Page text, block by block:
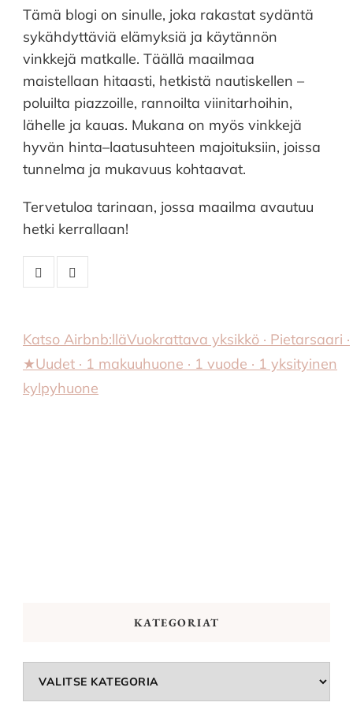
Tämä blogi on sinulle, joka rakastat sydäntä
sykähdyttäviä elämyksiä ja käytännön
vinkkejä matkalle. Täällä maailmaa
maistellaan hitaasti, hetkistä nautiskellen –
poluilta piazzoille, rannoilta viinitarhoihin,
lähelle ja kauas. Mukana on myös vinkkejä
hyvän hinta–laatusuhteen majoituksiin, joissa
tunnelma ja mukavuus kohtaavat.
Tervetuloa tarinaan, jossa maailma avautuu
hetki kerrallaan!
Katso Airbnb:lläVuokrattava yksikkö · Pietarsaari ·
★Uudet · 1 makuuhuone · 1 vuode · 1 yksityinen
kylpyhuone
KATEGORIAT